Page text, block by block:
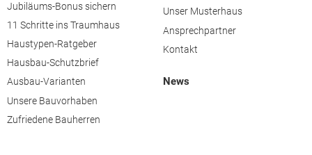
Jubiläums-Bonus sichern
11 Schritte ins Traumhaus
Haustypen-Ratgeber
Hausbau-Schutzbrief
Ausbau-Varianten
Unsere Bauvorhaben
Zufriedene Bauherren
Unser Musterhaus
Ansprechpartner
Kontakt
News